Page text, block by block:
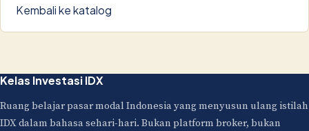
Kembali ke katalog
Kelas Investasi IDX
Ruang belajar pasar modal Indonesia yang menyusun ulang istilah
IDX dalam bahasa sehari-hari. Bukan platform broker, bukan